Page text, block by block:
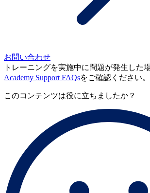
お問い合わせ
トレーニングを実施中に問題が発生した
Academy Support FAQsをご確認ください。
このコンテンツは役に立ちましたか？